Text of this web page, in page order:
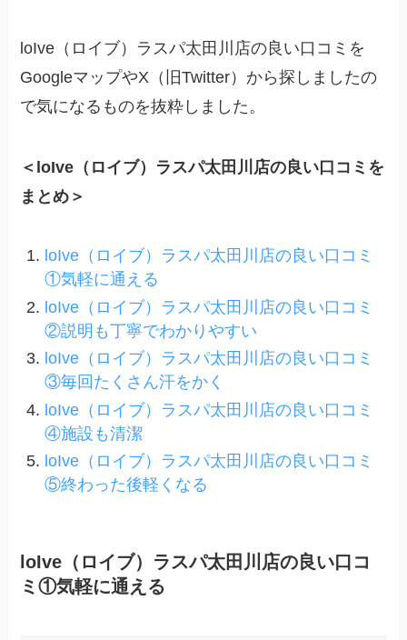
loIve（ロイブ）ラスパ太田川店の良い口コミを
GoogleマップやX（旧Twitter）から探しましたの
で気になるものを抜粋しました。
＜loIve（ロイブ）ラスパ太田川店の良い口コミを
まとめ＞
loIve（ロイブ）ラスパ太田川店の良い口コミ
①気軽に通える
loIve（ロイブ）ラスパ太田川店の良い口コミ
②説明も丁寧でわかりやすい
loIve（ロイブ）ラスパ太田川店の良い口コミ
③毎回たくさん汗をかく
loIve（ロイブ）ラスパ太田川店の良い口コミ
④施設も清潔
loIve（ロイブ）ラスパ太田川店の良い口コミ
⑤終わった後軽くなる
loIve（ロイブ）ラスパ太田川店の良い口コ
ミ①気軽に通える